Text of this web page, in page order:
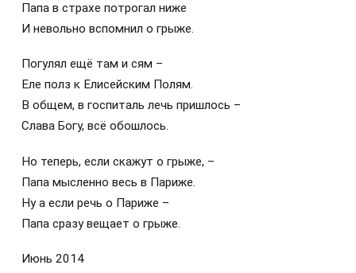
Папа в страхе потрогал ниже
И невольно вспомнил о грыже.
Погулял ещё там и сям –
Еле полз к Елисейским Полям.
В общем, в госпиталь лечь пришлось –
Слава Богу, всё обошлось.
Но теперь, если скажут о грыже, –
Папа мысленно весь в Париже.
Ну а если речь о Париже –
Папа сразу вещает о грыже.
Июнь 2014